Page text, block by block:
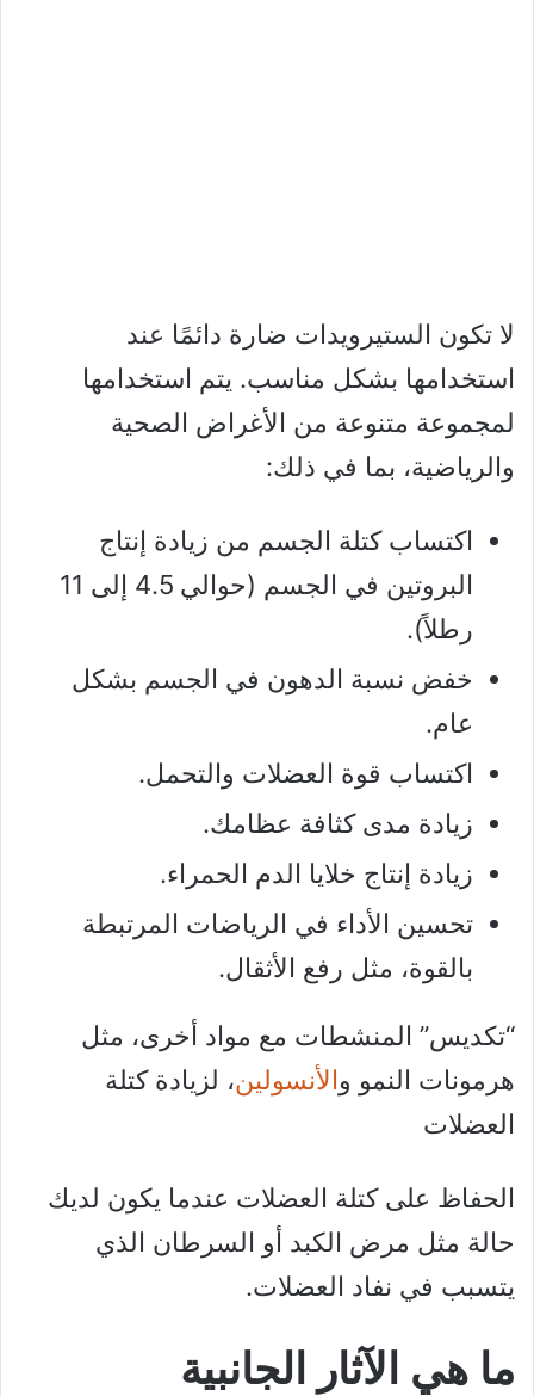
لا تكون الستيرويدات ضارة دائمًا عند
استخدامها بشكل مناسب. يتم استخدامها
لمجموعة متنوعة من الأغراض الصحية
والرياضية، بما في ذلك:
اكتساب كتلة الجسم من زيادة إنتاج
البروتين في الجسم (حوالي 4.5 إلى 11
رطلاً).
خفض نسبة الدهون في الجسم بشكل
عام.
اكتساب قوة العضلات والتحمل.
زيادة مدى كثافة عظامك.
زيادة إنتاج خلايا الدم الحمراء.
تحسين الأداء في الرياضات المرتبطة
بالقوة، مثل رفع الأثقال.
“تكديس” المنشطات مع مواد أخرى، مثل
هرمونات النمو والأنسولين، لزيادة كتلة
العضلات
الحفاظ على كتلة العضلات عندما يكون لديك
حالة مثل مرض الكبد أو السرطان الذي
يتسبب في نفاد العضلات.
ما هي الآثار الجانبية